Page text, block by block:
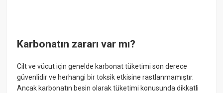
Karbonatın zararı var mı?
Cilt ve vücut için genelde karbonat tüketimi son derece
güvenlidir ve herhangi bir toksik etkisine rastlanmamıştır.
Ancak karbonatın besin olarak tüketimi konusunda dikkatli